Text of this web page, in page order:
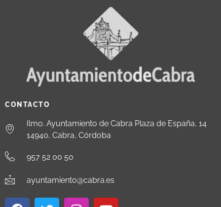
CONTACTO
Ilmo. Ayuntamiento de Cabra Plaza de España, 14
14940, Cabra, Córdoba
957 52 00 50
ayuntamiento@cabra.es